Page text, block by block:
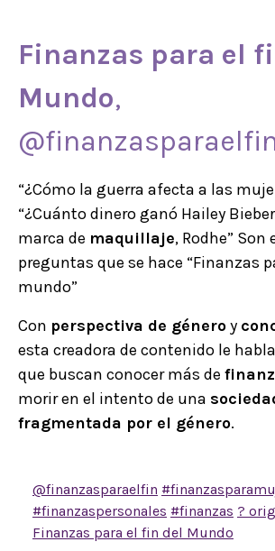
Finanzas para el
Mundo,
“¿Cómo la guerra afecta a las
“¿Cuánto dinero ganó Hailey
marca de maquillaje, Rodhe” Son
preguntas que se hace “Finanzas
mundo”
Con perspectiva de géneroy
esta creadora de contenido le
que buscan conocer más de
morir en el intento de una
fragmentada por el género.
@finanzasparaelfin
#finanzaspersonales #finanzas ?
Finanzas para el fin del Mundo